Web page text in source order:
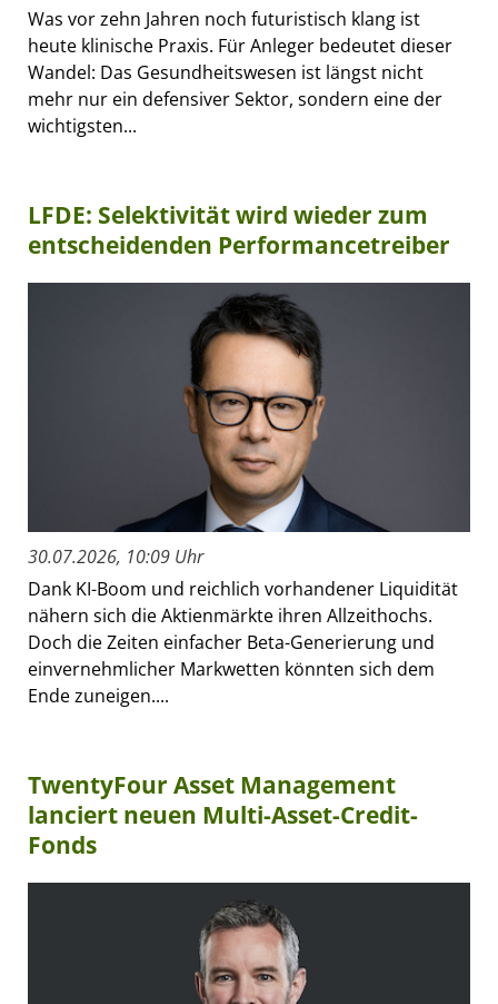
Was vor zehn Jahren noch futuristisch klang ist
heute klinische Praxis. Für Anleger bedeutet dieser
Wandel: Das Gesundheitswesen ist längst nicht
mehr nur ein defensiver Sektor, sondern eine der
wichtigsten...
LFDE: Selektivität wird wieder zum
entscheidenden Performancetreiber
30.07.2026, 10:09 Uhr
Dank KI-Boom und reichlich vorhandener Liquidität
nähern sich die Aktienmärkte ihren Allzeithochs.
Doch die Zeiten einfacher Beta-Generierung und
einvernehmlicher Markwetten könnten sich dem
Ende zuneigen....
TwentyFour Asset Management
lanciert neuen Multi-Asset-Credit-
Fonds